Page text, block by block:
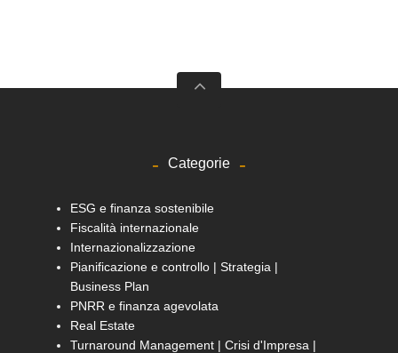
Categorie
ESG e finanza sostenibile
Fiscalità internazionale
Internazionalizzazione
Pianificazione e controllo | Strategia |
Business Plan
PNRR e finanza agevolata
Real Estate
Turnaround Management | Crisi d'Impresa |